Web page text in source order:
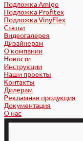
Подложка Amigo
Подложка Profitex
Подложка VinyFlex
Статьи
Видеогалерея
Дизайнерам
О компании
Новости
Инструкции
Наши проекты
Контакты
Дилерам
Рекламная продукция
Документация
О нас